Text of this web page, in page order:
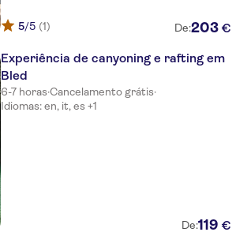
5/5 (1) De:203 €
Experiência de canyoning e rafting em
Bled
6-7 horas·Cancelamento grátis·
Idiomas: en, it, es +1
De:119 €